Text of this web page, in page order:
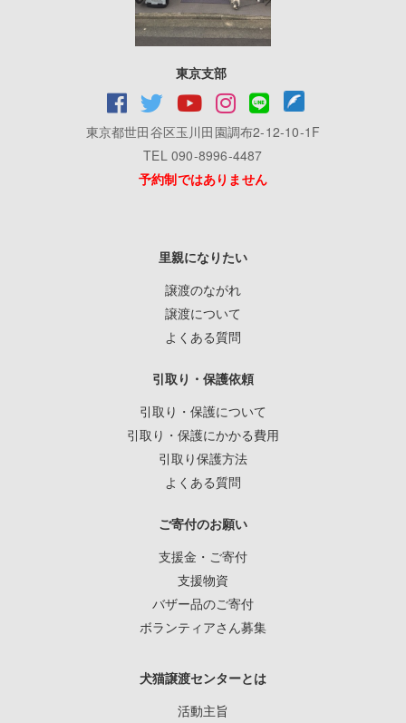
東京支部
東京都世田谷区玉川田園調布2-12-10-1F
TEL 090-8996-4487
予約制ではありません
里親になりたい
譲渡のながれ
譲渡について
よくある質問
引取り・保護依頼
引取り・保護について
引取り・保護にかかる費用
引取り保護方法
よくある質問
ご寄付のお願い
支援金・ご寄付
支援物資
バザー品のご寄付
ボランティアさん募集
犬猫譲渡センターとは
活動主旨